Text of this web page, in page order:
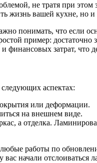
не тратя при
жизнь вашей кухне, но
понимать, что если
пример:
затрат, что
аспектах:
или деформации.
на внешнем виде.
а отделка.
работы по
начали отслоиваться